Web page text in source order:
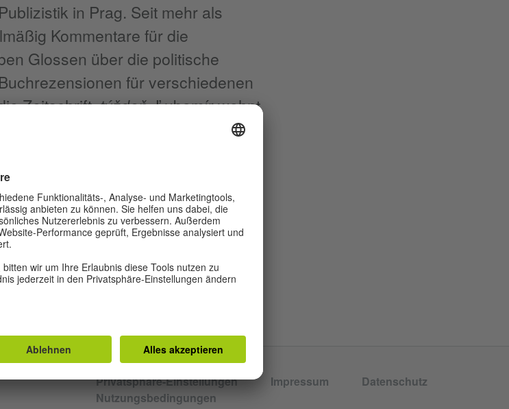
in Prag. Seit mehr als
Kommentare für die
Glossen über die politische
für verschiedenen
Zeitschrift.týždeň. Ľubomír wohnt
voller Bücher. Seine größte
Traditionen auf die
treffen.
Privatsphäre-Einstellungen Impressum
Datenschutz
Nutzungsbedingungen